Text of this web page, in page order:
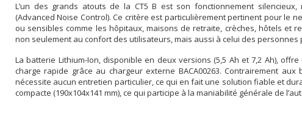
L’un des grands atouts de la CT5 B est son fonctionnement
(Advanced Noise Control). Ce critère est particulièrement pertinent pour le
ou sensibles comme les hôpitaux, maisons de retraite, crèches, hôtels et
non seulement au confort des utilisateurs, mais aussi à celui des personnes
La batterie Lithium-Ion, disponible en deux versions (5,5 Ah et 7,2 Ah),
charge rapide grâce au chargeur externe BACA00263. Contrairement
nécessite aucun entretien particulier, ce qui en fait une solution fiable et
compacte (190x104x141 mm), ce qui participe à la maniabilité générale de